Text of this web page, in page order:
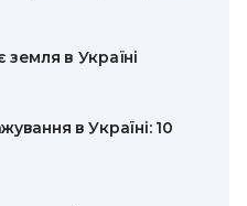
земля в Україні
в Україні: 10